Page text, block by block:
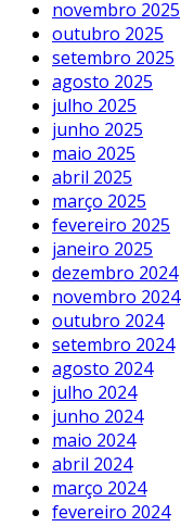
novembro 2025
outubro 2025
setembro 2025
agosto 2025
julho 2025
junho 2025
maio 2025
abril 2025
março 2025
fevereiro 2025
janeiro 2025
dezembro 2024
novembro 2024
outubro 2024
setembro 2024
agosto 2024
julho 2024
junho 2024
maio 2024
abril 2024
março 2024
fevereiro 2024